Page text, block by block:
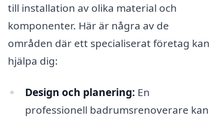
till installation av olika material och
komponenter. Här är några av de
områden där ett specialiserat företag kan
hjälpa dig:
Design och planering: En
professionell badrumsrenoverare kan